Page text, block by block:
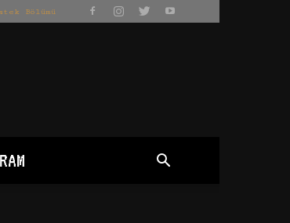
Bölümü